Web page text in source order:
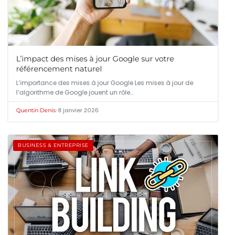
L’impact des mises à jour Google sur votre
référencement naturel
L’importance des mises à jour Google Les mises à jour de
l’algorithme de Google jouent un rôle…
Quentin Denis•8 janvier 2026
BUSINESS & ENTREPRISE